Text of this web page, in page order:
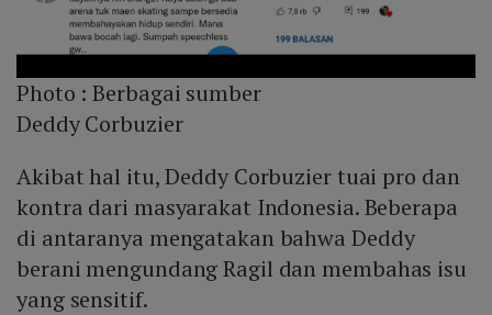
Photo :Berbagai sumber
Deddy Corbuzier
Akibat hal itu, Deddy Corbuzier tuai pro dan
kontra dari masyarakat Indonesia. Beberapa
di antaranya mengatakan bahwa Deddy
berani mengundang Ragil dan membahas isu
yang sensitif.